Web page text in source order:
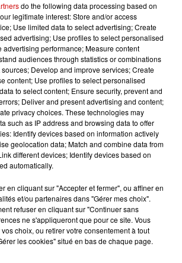
la lutte contre le changement
2019, il a notamment promis
la neutralité carbone en 2040.
Voir plus
8 août 2026
Aide carburant pour les "grands
rouleurs" : le délai pour la...
8 août 2026
Royan : elle tente d’écraser son
ex-conjoint et dit regretter...
do the following data processing based on
legitimate interest: Store and/or access
Use limited data to select advertising; Create
advertising; Use profiles to select personalised
advertising performance; Measure content
audiences through statistics or combinations
Develop and improve services; Create
content; Use profiles to select personalised
to select content; Ensure security, prevent and
Deliver and present advertising and content;
privacy choices. These technologies may
such as IP address and browsing data to offer
Identify devices based on information actively
geolocation data; Match and combine data from
different devices; Identify devices based on
automatically.
en cliquant sur "Accepter et fermer", ou affiner en
et/ou partenaires dans "Gérer mes choix".
refuser en cliquant sur "Continuer sans
ne s'appliqueront que pour ce site. Vous
choix, ou retirer votre consentement à tout
les cookies" situé en bas de chaque page.